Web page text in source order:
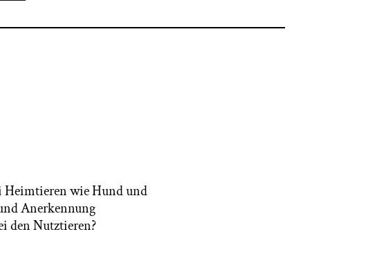
Heimtieren wie Hund und
Anerkennung
den Nutztieren?